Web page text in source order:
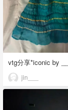
vtg分享*iconic by ___
jin___